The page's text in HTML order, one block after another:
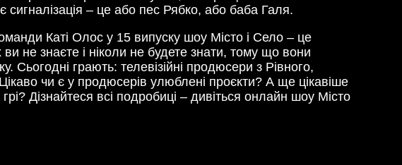
сигналізація – це або пес Рябко, або баба Галя.
Каті Олос у 15 випуску шоу Місто і Село – це
не знаєте і ніколи не будете знати, тому що вони
Сьогодні грають: телевізійні продюсери з Рівного,
чи є у продюсерів улюблені проєкти? А ще цікавіше
Дізнайтеся всі подробиці – дивіться онлайн шоу Місто